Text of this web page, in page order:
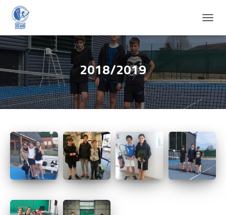
É
P
E
R
L
A
N
V
I
G
A
T
I
O
2018/2019